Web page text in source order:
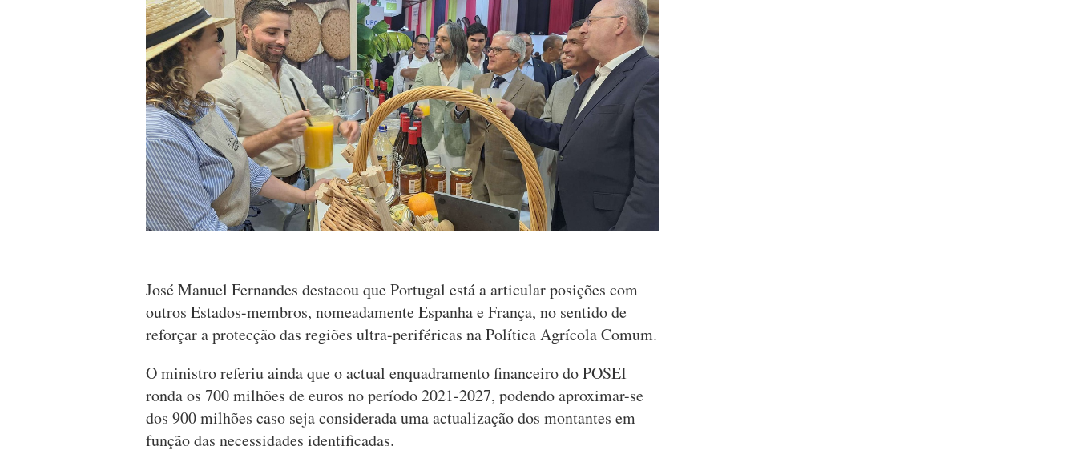
José Manuel Fernandes destacou que Portugal está a articular posições com
outros Estados-membros, nomeadamente Espanha e França, no sentido de
reforçar a protecção das regiões ultra-periféricas na Política Agrícola Comum.
O ministro referiu ainda que o actual enquadramento financeiro do POSEI
ronda os 700 milhões de euros no período 2021-2027, podendo aproximar-se
dos 900 milhões caso seja considerada uma actualização dos montantes em
função das necessidades identificadas.